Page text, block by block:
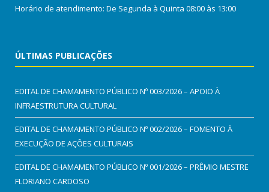
Horário de atendimento: De Segunda à Quinta 08:00 às 13:00
ÚLTIMAS PUBLICAÇÕES
EDITAL DE CHAMAMENTO PÚBLICO Nº 003/2026 – APOIO À
INFRAESTRUTURA CULTURAL
EDITAL DE CHAMAMENTO PÚBLICO Nº 002/2026 – FOMENTO À
EXECUÇÃO DE AÇÕES CULTURAIS
EDITAL DE CHAMAMENTO PÚBLICO Nº 001/2026 – PRÊMIO MESTRE
FLORIANO CARDOSO